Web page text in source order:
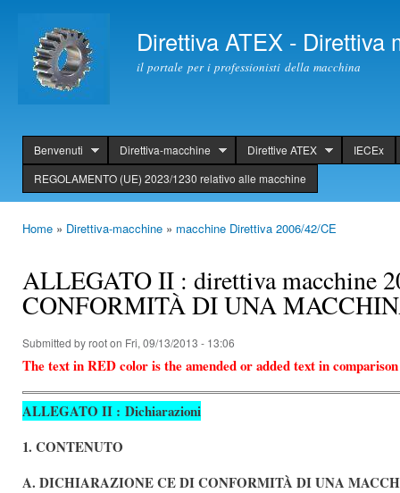
Direttiva ATEX - Direttiva
il portale per i professionisti della macchina
header
Benvenuti Direttiva-macchine Direttive ATEX
IECEx
REGOLAMENTO (UE) 2023/1230 relativo alle macchine
Home » Direttiva-macchine » macchine Direttiva 2006/42/CE
ALLEGATO II : direttiva macchine
CONFORMITÀ DI UNA
Submitted byrooton Fri, 09/13/2013 - 13:06
The text in RED color is the amended or added text in
ALLEGATO II : Dichiarazioni
1. CONTENUTO
A. DICHIARAZIONE CE DI CONFORMITÀ DI UNA